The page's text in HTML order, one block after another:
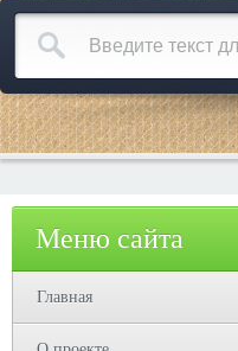
Меню сайта
Главная